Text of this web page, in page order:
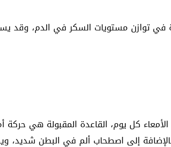
توازن مستويات السكر في الدم، وقد
كل يوم، القاعدة المقبولة هي
إلى اصطحاب ألم في البطن شديد،